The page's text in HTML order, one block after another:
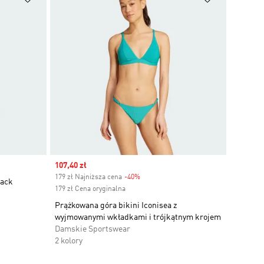
Sale price
107,40 zł
179 zł Najniższa cena -40%Discount
179 zł Cena oryginalna
Prążkowana góra bikini Iconisea z
wyjmowanymi wkładkami i trójkątnym krojem
Damskie Sportswear
2 kolory